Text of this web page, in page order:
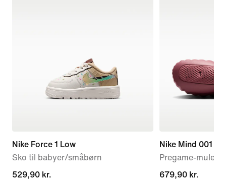
Nike Force 1 Low
Sko til babyer/småbørn
529,90 kr.
529,90 kr.
Nike Mind 001
Pregame-mules
679,90 kr.
679,90 kr.